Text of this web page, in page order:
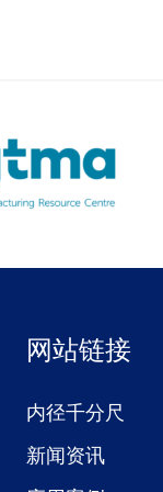
网站链接
内径千分尺
新闻资讯